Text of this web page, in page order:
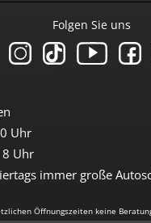
Uhr
Uhr
immer große
Folgen Sie uns
Öffnungszeiten keine